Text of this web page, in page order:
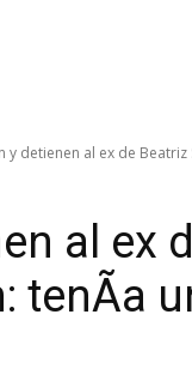
y detienen al ex de
al ex
tenÃ­a